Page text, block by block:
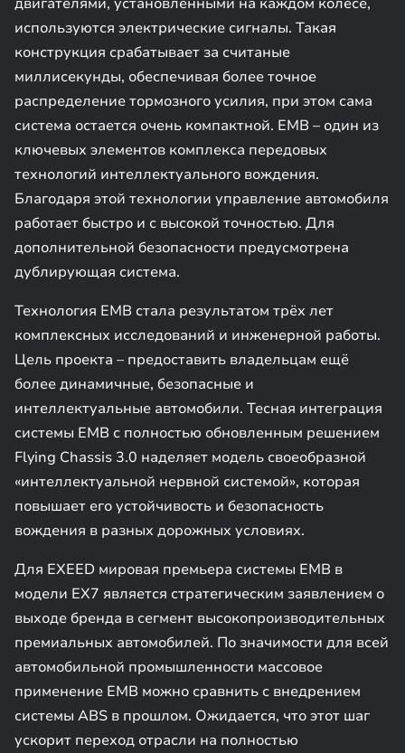
используются электрические сигналы. Такая
конструкция срабатывает за считаные
миллисекунды, обеспечивая более точное
распределение тормозного усилия, при этом сама
система остается очень компактной. EMB – один из
ключевых элементов комплекса передовых
технологий интеллектуального вождения.
Благодаря этой технологии управление автомобиля
работает быстро и с высокой точностью. Для
дополнительной безопасности предусмотрена
дублирующая система.
Технология EMB стала результатом трёх лет
комплексных исследований и инженерной работы.
Цель проекта – предоставить владельцам ещё
более динамичные, безопасные и
интеллектуальные автомобили. Тесная интеграция
системы EMB с полностью обновленным решением
Flying Chassis 3.0 наделяет модель своеобразной
«интеллектуальной нервной системой», которая
повышает его устойчивость и безопасность
вождения в разных дорожных условиях.
Для EXEED мировая премьера системы EMB в
модели EX7 является стратегическим заявлением о
выходе бренда в сегмент высокопроизводительных
премиальных автомобилей. По значимости для всей
автомобильной промышленности массовое
применение EMB можно сравнить с внедрением
системы ABS в прошлом. Ожидается, что этот шаг
ускорит переход отрасли на полностью